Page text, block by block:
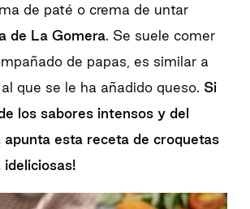
de paté o crema de untar
de La Gomera. Se suele comer
de papas, es similar a
que se le ha añadido queso. Si
los sabores intensos y del
apunta esta receta de croquetas